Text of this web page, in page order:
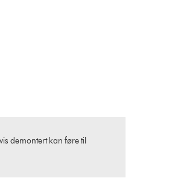
demontert kan føre til